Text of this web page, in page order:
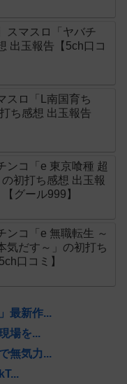
スマスロ「ヤバチ
出玉報告【5ch口コ
スロ「L南国育ち
ち感想 出玉報告
ンコ「e 東京喰種 超
初打ち感想 出玉報
グール999】
ンコ「e 無職転生 ～
気だす～」の初打ち
口コミ】
最新作...
場を...
無気力...